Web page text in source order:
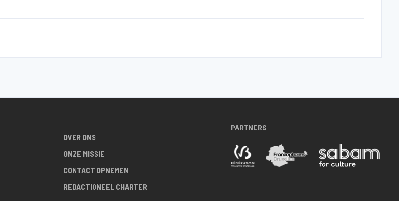
OVER ONS
ONZE MISSIE
CONTACT OPNEMEN
REDACTIONEEL CHARTER
PARTNERS